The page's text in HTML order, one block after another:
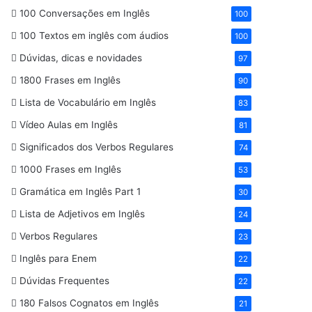
100 Conversações em Inglês 100
100 Textos em inglês com áudios 100
Dúvidas, dicas e novidades 97
1800 Frases em Inglês 90
Lista de Vocabulário em Inglês 83
Vídeo Aulas em Inglês 81
Significados dos Verbos Regulares 74
1000 Frases em Inglês 53
Gramática em Inglês Part 1 30
Lista de Adjetivos em Inglês 24
Verbos Regulares 23
Inglês para Enem 22
Dúvidas Frequentes 22
180 Falsos Cognatos em Inglês 21